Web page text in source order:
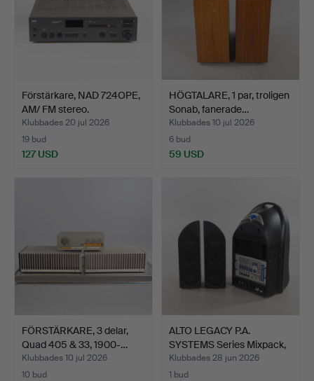
Förstärkare, NAD 724OPE,
AM/ FM stereo.
Klubbades 20 jul 2026
19 bud
127 USD
HÖGTALARE, 1 par, troligen
Sonab, fanerade…
Klubbades 10 jul 2026
6 bud
59 USD
FÖRSTÄRKARE, 3 delar,
Quad 405 & 33, 1900-…
Klubbades 10 jul 2026
10 bud
ALTO LEGACY P.A.
SYSTEMS Series Mixpack,
m…
Klubbades 28 jun 2026
1 bud